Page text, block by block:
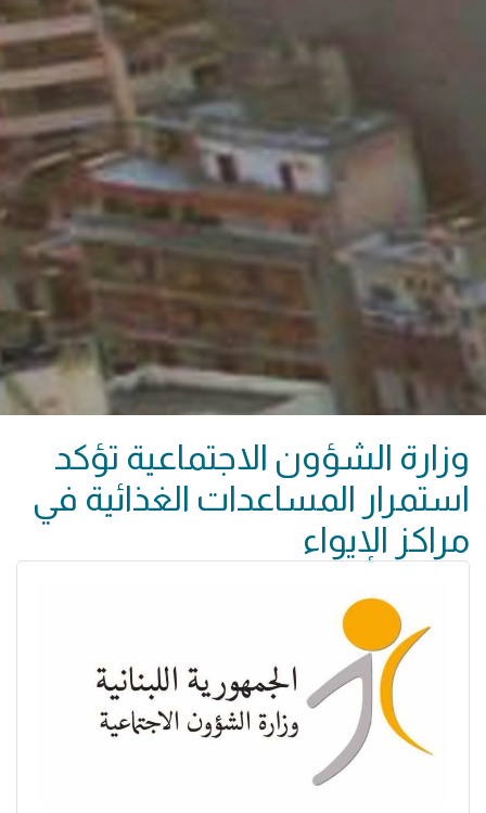
وزارة الشؤون الاجتماعية تؤكد
استمرار المساعدات الغذائية في
مراكز الإيواء